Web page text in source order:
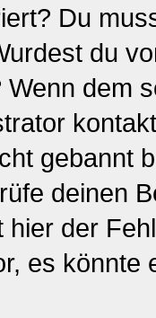
Du
du
dem
gebannt
deinen
hier der
es könnte